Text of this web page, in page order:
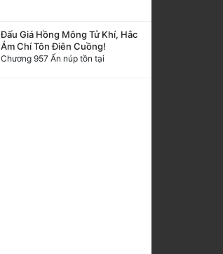
Đấu Giá Hồng Mông Tử Khí, Hắc
Ám Chí Tôn Điên Cuồng!
Chương 957 Ẩn núp tồn tại